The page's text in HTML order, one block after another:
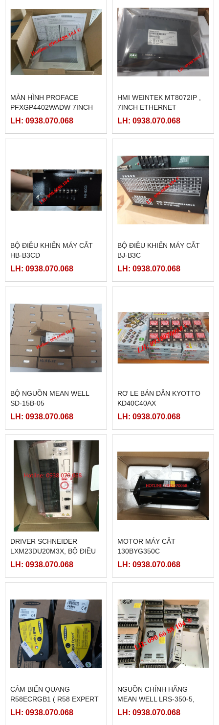
MÀN HÌNH PROFACE
PFXGP4402WADW 7INCH
LH: 0938.070.068
HMI WEINTEK MT8072IP ,
7INCH ETHERNET
LH: 0938.070.068
BỘ ĐIỀU KHIỂN MÁY CẮT
HB-B3CD
LH: 0938.070.068
BỘ ĐIỀU KHIỂN MÁY CẮT
BJ-B3C
LH: 0938.070.068
BỘ NGUỒN MEAN WELL
SD-15B-05
LH: 0938.070.068
RƠ LE BÁN DẪN KYOTTO
KD40C40AX
LH: 0938.070.068
DRIVER SCHNEIDER
LXM23DU20M3X, BỘ ĐIỀU
KHIỂN SERVO
LH: 0938.070.068
MOTOR MÁY CẮT
130BYG350C
LH: 0938.070.068
CẢM BIẾN QUANG
R58ECRGB1 ( R58 EXPERT
BANNER)
LH: 0938.070.068
NGUỒN CHÍNH HÃNG
MEAN WELL LRS-350-5,
LRS-350-12, LRS-350-24,
LH: 0938.070.068